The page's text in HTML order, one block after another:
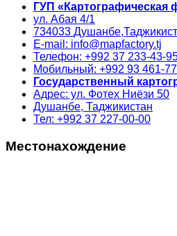
ГУП «Картографическая
ул. Абая 4/1
734033 Душанбе,
E-mail: info@mapfactory.tj
Телефон: +992 37 233-43-
Мобильный: +992 93 461-
Государственный
Адрес: ул. Фотех Ниёзи 50
Душанбе, Таджикистан
Тел: +992 37 227-00-00
Местонахождение